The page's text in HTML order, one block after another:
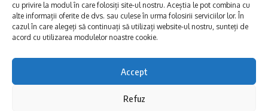
cu privire la modul în care folosiți site-ul nostru. Aceștia le pot combina cu
alte informații oferite de dvs. sau culese în urma folosirii serviciilor lor. În
cazul în care alegeți să continuați să utilizați website-ul nostru, sunteți de
acord cu utilizarea modulelor noastre cookie.
Accept
Refuz
E xplorăm Dobrogea,
Explorăm valorile locale:
Deltă, Litoral, cele mai mari
biserici și mănăstiri, cele mai
FRUMOASE POVEȘTI.
Afaceri și meșteșuguri
Actualitate